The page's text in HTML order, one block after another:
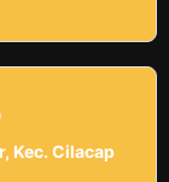
Kec. Cilacap